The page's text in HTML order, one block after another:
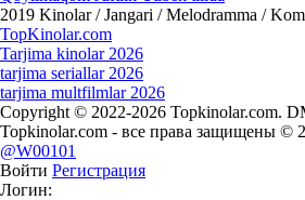
2019 Kinolar / Jangari / Melodramma /
TopKinolar.com
Tarjima kinolar 2026
tarjima seriallar 2026
tarjima multfilmlar 2026
Copyright © 2022-2026 Topkinolar.com.
Topkinolar.com - все права защищены ©
@W00101
Войти Регистрация
Логин: